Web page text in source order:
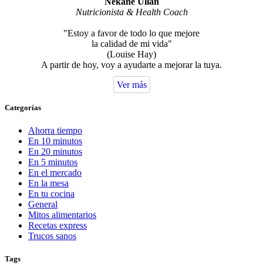
Nutricionista & Health Coach
"Estoy a favor de todo lo que mejore
la calidad de mi vida"
(Louise Hay)
A partir de hoy, voy a ayudarte a mejorar la tuya.
Ver más
Categorías
Ahorra tiempo
En 10 minutos
En 20 minutos
En 5 minutos
En el mercado
En la mesa
En tu cocina
General
Mitos alimentarios
Recetas express
Trucos sanos
Tags